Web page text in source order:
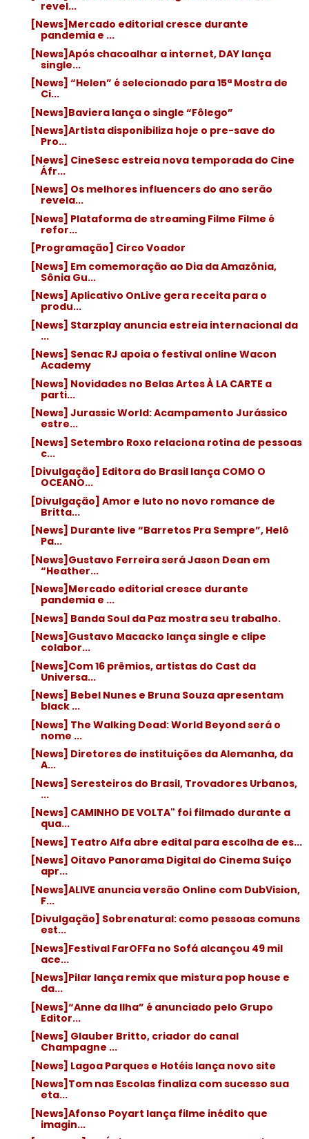
revel...
[News]Mercado editorial cresce durante
pandemia e ...
[News]Após chacoalhar a internet, DAY lança
single...
[News] “Helen” é selecionado para 15ª Mostra de
Ci...
[News]Baviera lança o single “Fôlego”
[News]Artista disponibiliza hoje o pre-save do
Pro...
[News] CineSesc estreia nova temporada do Cine
Áfr...
[News] Os melhores influencers do ano serão
revela...
[News] Plataforma de streaming Filme Filme é
refor...
[Programação] Circo Voador
[News] Em comemoração ao Dia da Amazônia,
Sônia Gu...
[News] Aplicativo OnLive gera receita para o
produ...
[News] Starzplay anuncia estreia internacional da
...
[News] Senac RJ apoia o festival online Wacon
Academy
[News] Novidades no Belas Artes À LA CARTE a
parti...
[News] Jurassic World: Acampamento Jurássico
estre...
[News] Setembro Roxo relaciona rotina de pessoas
c...
[Divulgação] Editora do Brasil lança COMO O
OCEANO...
[Divulgação] Amor e luto no novo romance de
Britta...
[News] Durante live “Barretos Pra Sempre”, Helô
Pa...
[News]Gustavo Ferreira será Jason Dean em
“Heather...
[News]Mercado editorial cresce durante
pandemia e ...
[News] Banda Soul da Paz mostra seu trabalho.
[News]Gustavo Macacko lança single e clipe
colabor...
[News]Com 16 prêmios, artistas do Cast da
Universa...
[News] Bebel Nunes e Bruna Souza apresentam
black ...
[News] The Walking Dead: World Beyond será o
nome ...
[News] Diretores de instituições da Alemanha, da
A...
[News] Seresteiros do Brasil, Trovadores Urbanos,
...
[News] CAMINHO DE VOLTA" foi filmado durante a
qua...
[News] Teatro Alfa abre edital para escolha de es...
[News] Oitavo Panorama Digital do Cinema Suíço
apr...
[News]ALIVE anuncia versão Online com DubVision,
F...
[Divulgação] Sobrenatural: como pessoas comuns
est...
[News]Festival FarOFFa no Sofá alcançou 49 mil
ace...
[News]Pilar lança remix que mistura pop house e
da...
[News]“Anne da Ilha” é anunciado pelo Grupo
Editor...
[News] Glauber Britto, criador do canal
Champagne ...
[News] Lagoa Parques e Hotéis lança novo site
[News]Tom nas Escolas finaliza com sucesso sua
eta...
[News]Afonso Poyart lança filme inédito que
imagin...